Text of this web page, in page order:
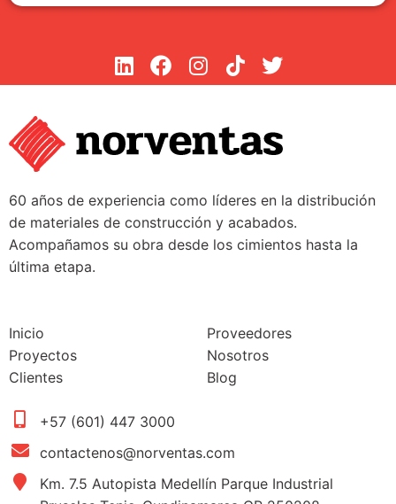
60 años de experiencia como líderes en la distribución
de materiales de construcción y acabados.
Acompañamos su obra desde los cimientos hasta la
última etapa.
Inicio
Proyectos
Clientes
Proveedores
Nosotros
Blog
+57 (601) 447 3000
contactenos@norventas.com
Km. 7.5 Autopista Medellín Parque Industrial